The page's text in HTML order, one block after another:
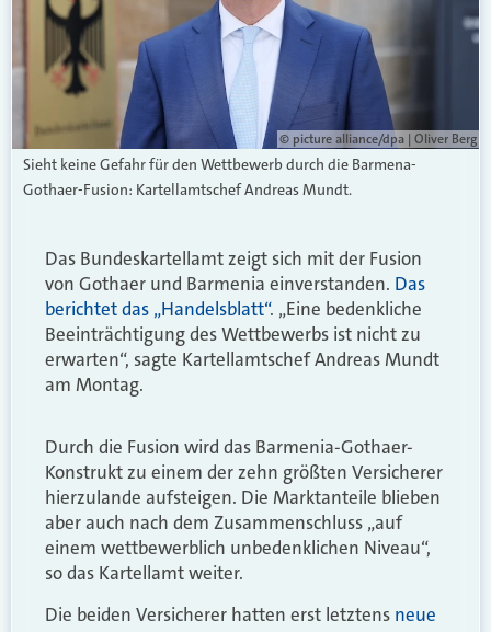
© picture alliance/dpa | Oliver Berg
Sieht keine Gefahr für den Wettbewerb durch die Barmena-
Gothaer-Fusion: Kartellamtschef Andreas Mundt.
Das Bundeskartellamt zeigt sich mit der Fusion
von Gothaer und Barmenia einverstanden. Das
berichtet das „Handelsblatt“. „Eine bedenkliche
Beeinträchtigung des Wettbewerbs ist nicht zu
erwarten“, sagte Kartellamtschef Andreas Mundt
am Montag.
Durch die Fusion wird das Barmenia-Gothaer-
Konstrukt zu einem der zehn größten Versicherer
hierzulande aufsteigen. Die Marktanteile blieben
aber auch nach dem Zusammenschluss „auf
einem wettbewerblich unbedenklichen Niveau“,
so das Kartellamt weiter.
Die beiden Versicherer hatten erst letztens neue